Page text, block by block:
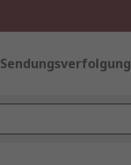
Sendungsverfolgung